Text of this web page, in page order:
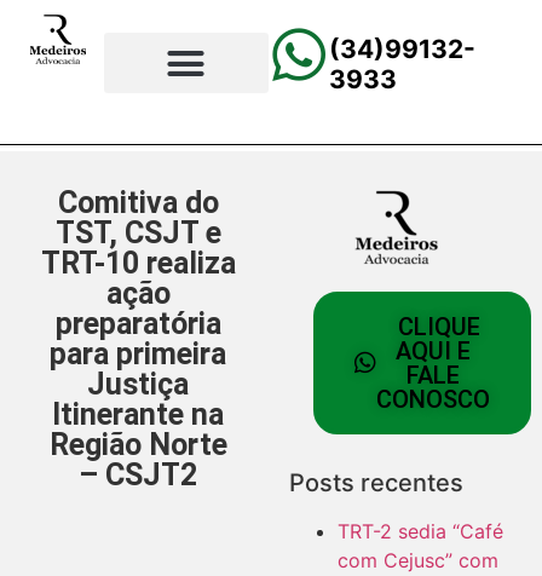
(34)99132-
3933
Comitiva do
TST, CSJT e
TRT-10 realiza
ação
preparatória
para primeira
Justiça
Itinerante na
Região Norte
– CSJT2
CLIQUE
AQUI E
FALE
CONOSCO
Posts recentes
TRT-2 sedia “Café
com Cejusc” com